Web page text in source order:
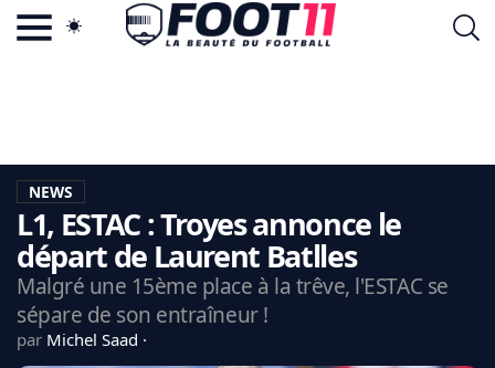
LA CHARTE
VIE PRIVÉE
CGU
CONTACTEZ-NOUS
NEWS
L1, ESTAC : Troyes annonce le
départ de Laurent Batlles
Malgré une 15ème place à la trêve, l'ESTAC se
sépare de son entraîneur !
par Michel Saad